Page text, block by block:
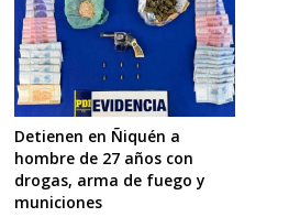
Detienen en Ñiquén a
hombre de 27 años con
drogas, arma de fuego y
municiones